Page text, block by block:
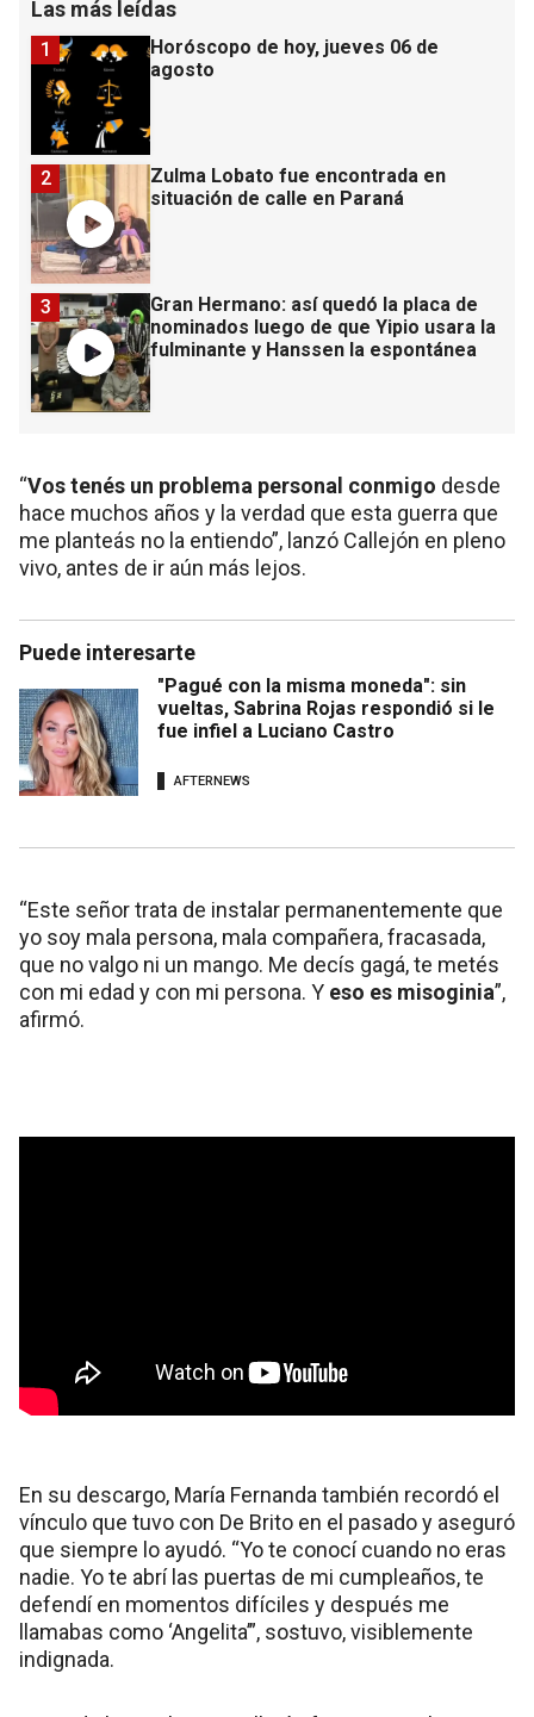
Las más leídas
Horóscopo de hoy, jueves 06 de
agosto
1
Zulma Lobato fue encontrada en
situación de calle en Paraná
2
Gran Hermano: así quedó la placa de
nominados luego de que Yipio usara la
fulminante y Hanssen la espontánea
3
“Vos tenés un problema personal conmigo desde
hace muchos años y la verdad que esta guerra que
me planteás no la entiendo”, lanzó Callejón en pleno
vivo, antes de ir aún más lejos.
Puede interesarte
"Pagué con la misma moneda": sin
vueltas, Sabrina Rojas respondió si le
fue infiel a Luciano Castro
AFTERNEWS
“Este señor trata de instalar permanentemente que
yo soy mala persona, mala compañera, fracasada,
que no valgo ni un mango. Me decís gagá, te metés
con mi edad y con mi persona. Y eso es misoginia”,
afirmó.
En su descargo, María Fernanda también recordó el
vínculo que tuvo con De Brito en el pasado y aseguró
que siempre lo ayudó. “Yo te conocí cuando no eras
nadie. Yo te abrí las puertas de mi cumpleaños, te
defendí en momentos difíciles y después me
llamabas como ‘Angelita’”, sostuvo, visiblemente
indignada.